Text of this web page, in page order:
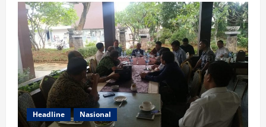
Mega
Putra
Berharap
Pengelolaan
Parkir
Lebih
Maksimal
Headline Nasional